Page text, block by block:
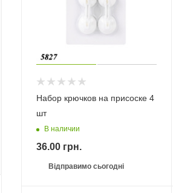
Набор крючков на присоске 4
шт
В наличии
36.00 грн.
Відправимо сьогодні